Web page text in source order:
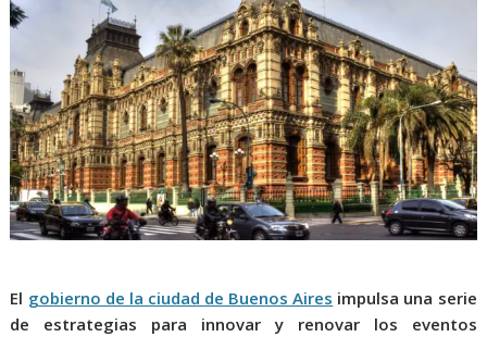
El gobierno de la ciudad de Buenos Aires impulsa una serie
de estrategias para innovar y renovar los eventos